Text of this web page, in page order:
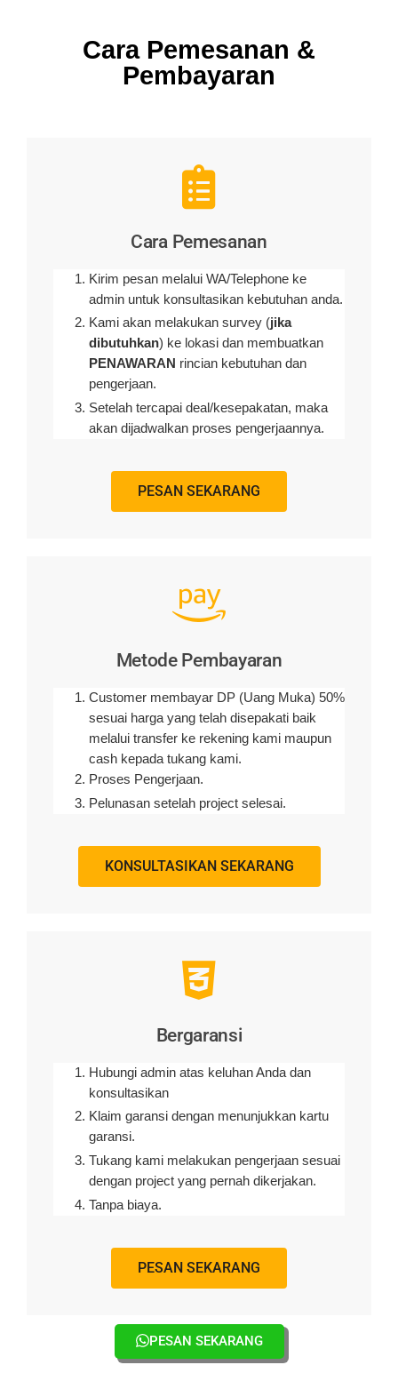
Cara Pemesanan &
Pembayaran
Cara Pemesanan
Kirim pesan melalui WA/Telephone ke
admin untuk konsultasikan kebutuhan anda.
Kami akan melakukan survey (jika
dibutuhkan) ke lokasi dan membuatkan
PENAWARAN rincian kebutuhan dan
pengerjaan.
Setelah tercapai deal/kesepakatan, maka
akan dijadwalkan proses pengerjaannya.
PESAN SEKARANG
Metode Pembayaran
Customer membayar DP (Uang Muka) 50%
sesuai harga yang telah disepakati baik
melalui transfer ke rekening kami maupun
cash kepada tukang kami.
Proses Pengerjaan.
Pelunasan setelah project selesai.
KONSULTASIKAN SEKARANG
Bergaransi
Hubungi admin atas keluhan Anda dan
konsultasikan
Klaim garansi dengan menunjukkan kartu
garansi.
Tukang kami melakukan pengerjaan sesuai
dengan project yang pernah dikerjakan.
Tanpa biaya.
PESAN SEKARANG
PESAN SEKARANG